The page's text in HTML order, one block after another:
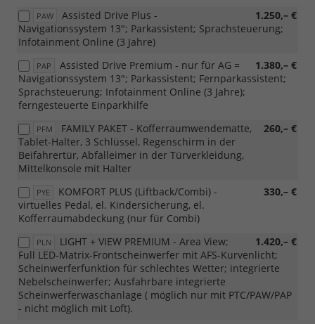
PAW 1.250,– €
Assisted Drive Plus -
Navigationssystem 13"; Parkassistent; Sprachsteuerung;
Infotainment Online (3 Jahre)
PAP 1.380,– €
Assisted Drive Premium - nur für AG =
Navigationssystem 13"; Parkassistent; Fernparkassistent;
Sprachsteuerung; Infotainment Online (3 Jahre);
ferngesteuerte Einparkhilfe
PFM 260,– €
FAMILY PAKET - Kofferraumwendematte,
Tablet-Halter, 3 Schlüssel, Regenschirm in der
Beifahrertür, Abfalleimer in der Türverkleidung,
Mittelkonsole mit Halter
PYE 330,– €
KOMFORT PLUS (Liftback/Combi) -
virtuelles Pedal, el. Kindersicherung, el.
Kofferraumabdeckung (nur für Combi)
PLN 1.420,– €
LIGHT + VIEW PREMIUM - Area View;
Full LED-Matrix-Frontscheinwerfer mit AFS-Kurvenlicht;
Scheinwerferfunktion für schlechtes Wetter; integrierte
Nebelscheinwerfer; Ausfahrbare integrierte
Scheinwerferwaschanlage ( möglich nur mit PTC/PAW/PAP
- nicht möglich mit Loft).